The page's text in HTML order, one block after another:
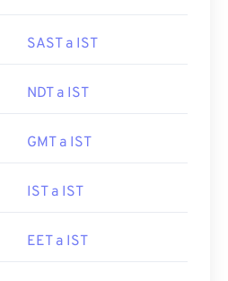
SAST a IST
NDT a IST
GMT a IST
IST a IST
EET a IST